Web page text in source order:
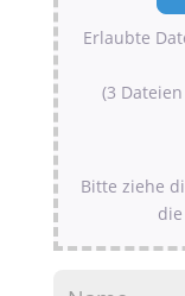
Erlaubte
(3
Bitte ziehe